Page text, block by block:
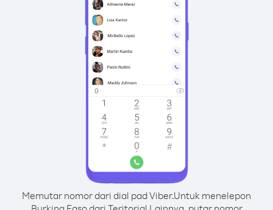
Memutar nomor dari dial pad Viber.Untuk menelepon